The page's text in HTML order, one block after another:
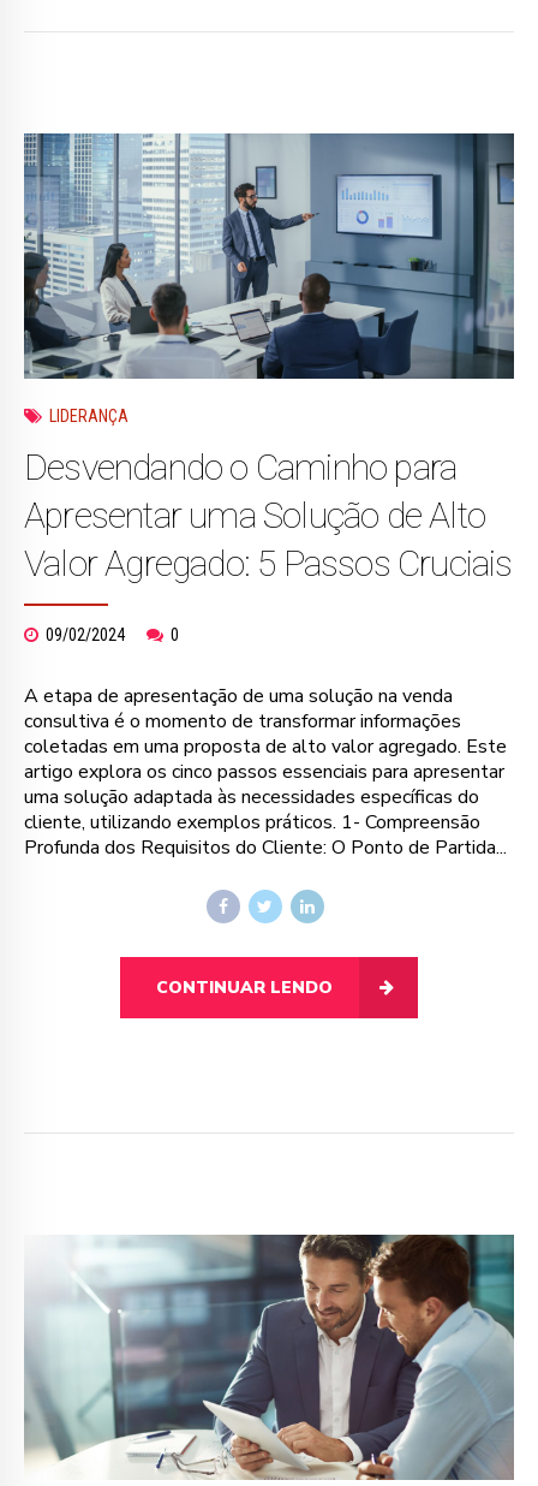
LIDERANÇA
Desvendando o Caminho para
Apresentar uma Solução de Alto
Valor Agregado: 5 Passos Cruciais
09/02/2024 0
A etapa de apresentação de uma solução na venda
consultiva é o momento de transformar informações
coletadas em uma proposta de alto valor agregado. Este
artigo explora os cinco passos essenciais para apresentar
uma solução adaptada às necessidades específicas do
cliente, utilizando exemplos práticos. 1- Compreensão
Profunda dos Requisitos do Cliente: O Ponto de Partida...
CONTINUAR LENDO